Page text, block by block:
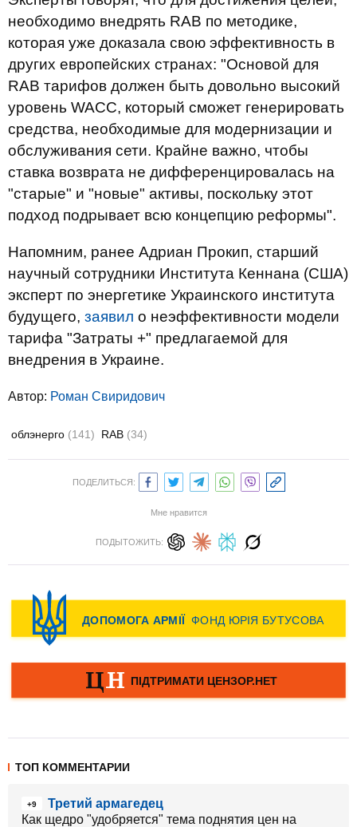
необходимо внедрять RAB по методике,
которая уже доказала свою эффективность в
других европейских странах: "Основой для
RAB тарифов должен быть довольно высокий
уровень WACC, который сможет генерировать
средства, необходимые для модернизации и
обслуживания сети. Крайне важно, чтобы
ставка возврата не дифференцировалась на
"старые" и "новые" активы, поскольку этот
подход подрывает всю концепцию реформы".
Напомним, ранее Адриан Прокип, старший
научный сотрудники Института Кеннана (США)
эксперт по энергетике Украинского института
будущего, заявил о неэффективности модели
тарифа "Затраты +" предлагаемой для
внедрения в Украине.
Автор: Роман Свиридович
облэнерго (141) RAB (34)
ПОДЕЛИТЬСЯ:
Мне нравится
ПОДЫТОЖИТЬ:
ТОП КОММЕНТАРИИ
+9
Третий армагедец
Как щедро "удобряется" тема поднятия цен на